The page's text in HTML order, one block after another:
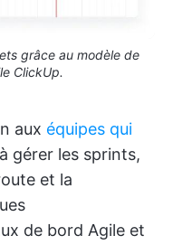
grâce au modèle de
ClickUp.
aux équipes qui
gérer les sprints,
et la
de bord Agile et